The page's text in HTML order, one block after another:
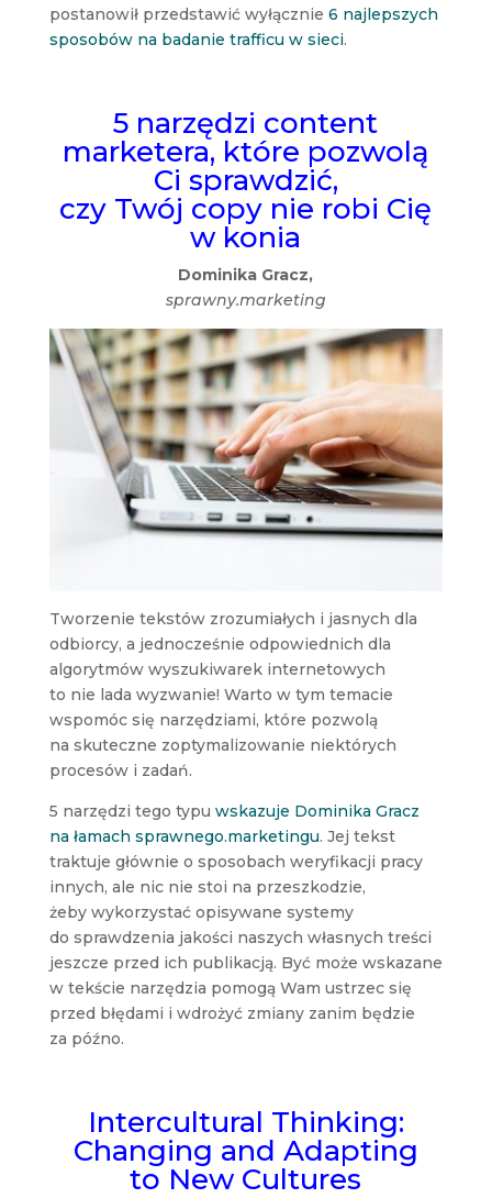
postanowił przedstawić wyłącznie 6 najlepszych
sposobów na badanie trafficu w sieci.
5 narzędzi content
marketera, które pozwolą
Ci sprawdzić,
czy Twój copy nie robi Cię
w konia
Dominika Gracz,
sprawny.marketing
Tworzenie tekstów zrozumiałych i jasnych dla
odbiorcy, a jednocześnie odpowiednich dla
algorytmów wyszukiwarek internetowych
to nie lada wyzwanie! Warto w tym temacie
wspomóc się narzędziami, które pozwolą
na skuteczne zoptymalizowanie niektórych
procesów i zadań.
5 narzędzi tego typu wskazuje Dominika Gracz
na łamach sprawnego.marketingu. Jej tekst
traktuje głównie o sposobach weryfikacji pracy
innych, ale nic nie stoi na przeszkodzie,
żeby wykorzystać opisywane systemy
do sprawdzenia jakości naszych własnych treści
jeszcze przed ich publikacją. Być może wskazane
w tekście narzędzia pomogą Wam ustrzec się
przed błędami i wdrożyć zmiany zanim będzie
za późno.
Intercultural Thinking:
Changing and Adapting
to New Cultures